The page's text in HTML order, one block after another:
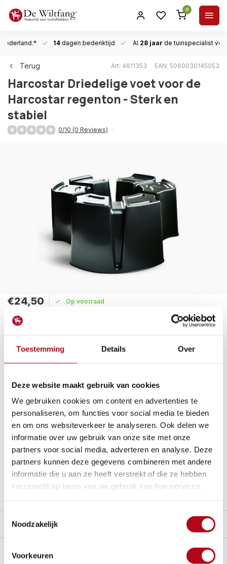
Toestemming Details Over
Deze website maakt gebruik van cookies
We gebruiken cookies om content en advertenties te
personaliseren, om functies voor social media te bieden
en om ons websiteverkeer te analyseren. Ook delen we
informatie over uw gebruik van onze site met onze
partners voor social media, adverteren en analyse. Deze
partners kunnen deze gegevens combineren met andere
informatie die u aan ze heeft verstrekt of die ze hebben
verzameld op basis van uw gebruik van hun services.
Toestemmingsselectie
Noodzakelijk
Voorkeuren
0
14dagen bedenktijd Al 28 jaar de tuinspecialist
Terug Art: 4811353 EAN: 5060030145053
Harcostar Driedelige voet voor de
Harcostar regenton - Sterk en
stabiel
0/10 (0 Reviews)
€24,50 Op voorraad
Maak een keuze:
Levertijd: 1 - 2 werkdagen
of een tuinslang te monteren.
Lees meer
Betaal achteraf met Riverty.
Gratis verzenden
vanaf € 60 in België en Nederland.*
14
dagen bedenktijd
Al
28 jaar
de tuinspecialist voor tuinliefhebbers
Nieuw:
Haal je bestelling in Wilnis bij ons op!
Stel een vraag over dit product
Beschrijving
Reviews